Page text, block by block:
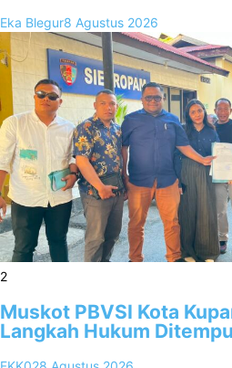
Eka Blegur8 Agustus 2026
2
Muskot PBVSI Kota
Langkah Hukum